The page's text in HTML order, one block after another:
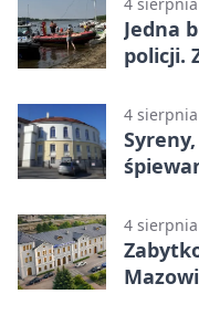
Jedna
policji.
4
4